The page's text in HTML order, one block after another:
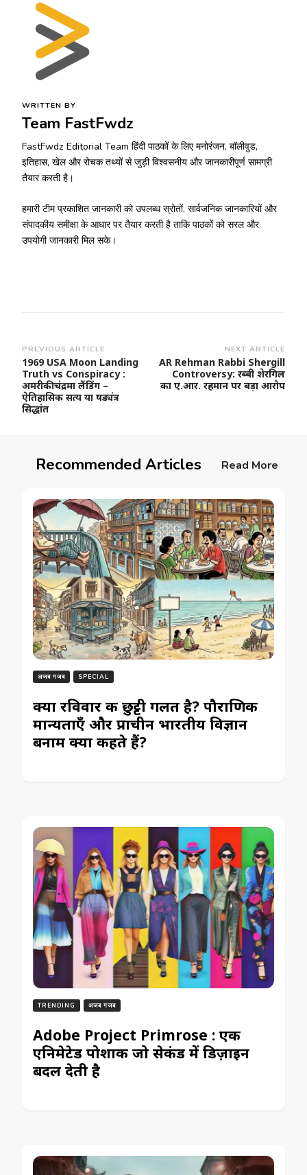
WRITTEN BY
Team FastFwdz
FastFwdz Editorial Team हिंदी पाठकों के लिए मनोरंजन, बॉलीवुड,
इतिहास, खेल और रोचक तथ्यों से जुड़ी विश्वसनीय और जानकारीपूर्ण सामग्री
तैयार करती है।
हमारी टीम प्रकाशित जानकारी को उपलब्ध स्रोतों, सार्वजनिक जानकारियों और
संपादकीय समीक्षा के आधार पर तैयार करती है ताकि पाठकों को सरल और
उपयोगी जानकारी मिल सके।
Post
Navigation
PREVIOUS ARTICLE
1969 USA Moon Landing
Truth vs Conspiracy :
अमरीकी चंद्रमा लैंडिंग –
ऐतिहासिक सत्य या षड्यंत्र
सिद्धांत
NEXT ARTICLE
AR Rehman Rabbi Shergill
Controversy: रब्बी शेरगिल
का ए.आर. रहमान पर बड़ा आरोप
Recommended Articles Read More
अजब गजब SPECIAL
क्या रविवार की छुट्टी गलत है? पौराणिक
मान्यताएँ और प्राचीन भारतीय विज्ञान
बनाम क्या कहते हैं?
TRENDING अजब गजब
Adobe Project Primrose : एक
एनिमेटेड पोशाक जो सेकंड में डिज़ाइन
बदल देती है